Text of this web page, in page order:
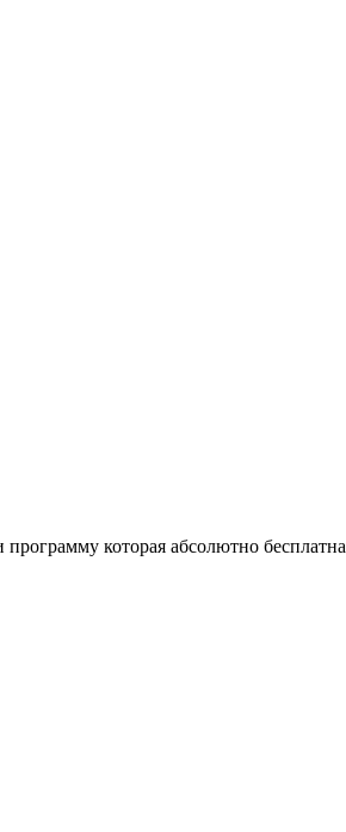
которая абсолютно бесплатна